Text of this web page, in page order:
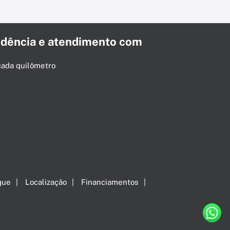
e atendimento com
quilômetro
Localização
Financiamentos